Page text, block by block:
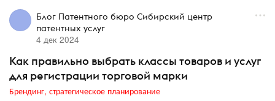
Блог Патентного бюро Сибирский центр
патентных услуг
4 дек 2024
Как правильно выбрать классы товаров и услуг
для регистрации торговой марки
Брендинг, стратегическое планирование